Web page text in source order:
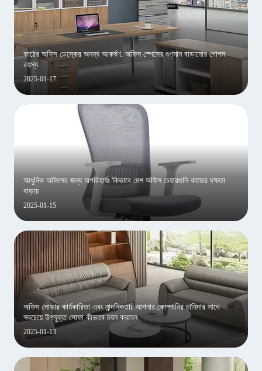
2025-01-17
কাঠের অফিস ডেস্কের অনন্য আকর্ষণ: অফিস স্পেসের গুণমান বাড়ানোর গোপন
রহস্য
2025-01-15
আধুনিক অফিসের জন্য অপরিহার্যঃ কিভাবে মেশ অফিস চেয়ারগুলি কাজের দক্ষতা
বাড়ায়
2025-01-13
অফিস সোফার কার্যকারিতা এবং নান্দনিকতাঃ আপনার কোম্পানির চাহিদার সাথে
সবচেয়ে উপযুক্ত সোফা কীভাবে চয়ন করবেন